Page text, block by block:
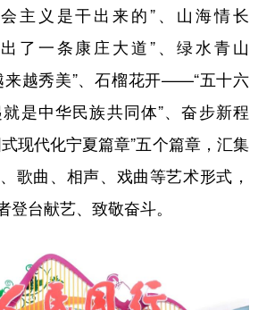
主义是干出来的”、山海情长
了一条康庄大道”、绿水青山
越秀美”、石榴花开——“五十六
是中华民族共同体”、奋步新程
现代化宁夏篇章”五个篇章，汇集
歌曲、相声、戏曲等艺术形式，
台献艺、致敬奋斗。